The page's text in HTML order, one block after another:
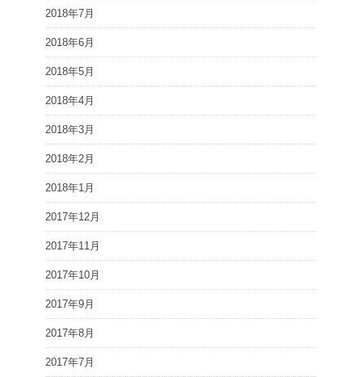
2018年7月
2018年6月
2018年5月
2018年4月
2018年3月
2018年2月
2018年1月
2017年12月
2017年11月
2017年10月
2017年9月
2017年8月
2017年7月